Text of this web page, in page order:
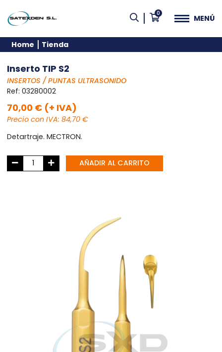
0
MENÚ
Home Tienda
Inserto TIP S2
INSERTOS / PUNTAS ULTRASONIDO
Ref: 03280002
70,00 € (+ IVA)
Precio con IVA: 84,70 €
Detartraje. MECTRON.
AÑADIR AL CARRITO